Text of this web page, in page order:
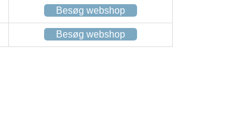
Besøg webshop
Besøg webshop